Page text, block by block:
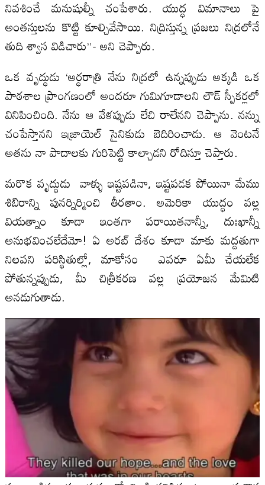
నివశించే మనుషుల్నీ చంపేశారు. యుద్ధ విమానాలు పై
అంతస్తులను కొట్టి కూల్చివేసాయి. నిద్రిస్తున్న ప్రజలు నిద్రలోనే
తుది శ్వాస విడిచారు”- అని చెప్పారు.
ఒక వృద్ధుడు ‘అర్ధరాత్రి నేను నిద్రలో ఉన్నప్పుడు అక్కడి ఒక
పాఠశాల ప్రాంగణంలో అందరూ గుమిగూడాలని లౌడ్ స్పీకర్లలో
వినిపించింది. నేను ఆ వేళప్పుడు లేచి రాలేనని చెప్పాను. నన్ను
చంపేస్తానని ఇజ్రాయెల్ సైనికుడు బెదిరించాడు. ఆ వెంటనే
అతను నా పాదాలకు గురిపెట్టి కాల్చాడని రోదిస్తూ చెప్తారు.
మరొక వృద్ధుడు వాళ్ళు ఇష్టపడినా, ఇష్టపడక పోయినా మేము
శిబిరాన్ని పునర్నిర్మించి తీరతాం. అమెరికా యుద్ధం వల్ల
వియత్నాం కూడా ఇంతగా పరాయితనాన్నీ, దుఃఖాన్నీ
అనుభవించలేదేమో! ఏ అరబ్ దేశం కూడా మాకు మద్దతుగా
నిలవని పరిస్థితుల్లో, మాకోసం ఎవరూ ఏమీ చేయలేక
పోతున్నప్పుడు, మీ చిత్రీకరణ వల్ల ప్రయోజన మేమిటి
అనడుగుతాడు.